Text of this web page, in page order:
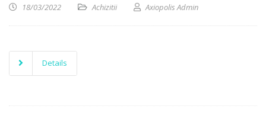
18/03/2022 Achizitii Axiopolis Admin
Details